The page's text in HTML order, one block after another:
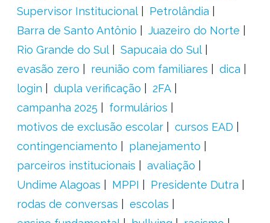
Supervisor Institucional
Petrolândia
Barra de Santo Antônio
Juazeiro do Norte
Rio Grande do Sul
Sapucaia do Sul
evasão zero
reunião com familiares
dica
login
dupla verificação
2FA
campanha 2025
formulários
motivos de exclusão escolar
cursos EAD
contingenciamento
planejamento
parceiros institucionais
avaliação
Undime Alagoas
MPPI
Presidente Dutra
rodas de conversas
escolas